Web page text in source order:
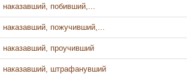
наказавший, побивший,...
наказавший, пожучивший,...
наказавший, проучивший
наказавший, штрафанувший